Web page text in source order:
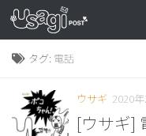
タグ: 電話
ウサギ 2020
[ウサギ]